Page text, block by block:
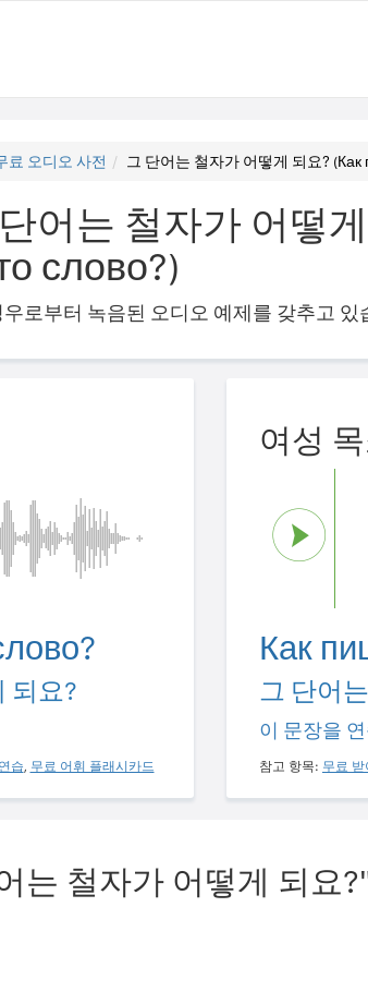
료 오디오 사전 그 단어는 철자가 어떻게 되요? (Как
어는 철자가 어떻
слово?)
로부터 녹음된 오디오 예제를 갖추고 있
되요?
습, 무료 어휘 플래시카드
여성
Как
그 단어
이 문장을
참고 항목: 무료
는 철자가 어떻게 되요